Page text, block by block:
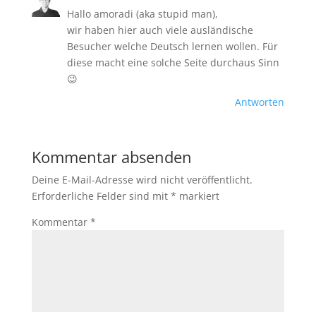
Hallo amoradi (aka stupid man),
wir haben hier auch viele ausländische
Besucher welche Deutsch lernen wollen. Für
diese macht eine solche Seite durchaus Sinn
😉
Antworten
Kommentar absenden
Deine E-Mail-Adresse wird nicht veröffentlicht.
Erforderliche Felder sind mit * markiert
Kommentar *